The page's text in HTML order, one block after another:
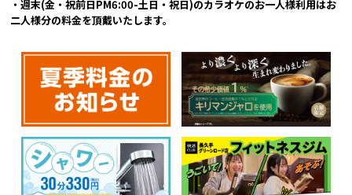
・週末(金・祝前日PM6:00-土日・祝日)のカラオケのお一人様利用はお
二人様分の料金を頂戴いたします。